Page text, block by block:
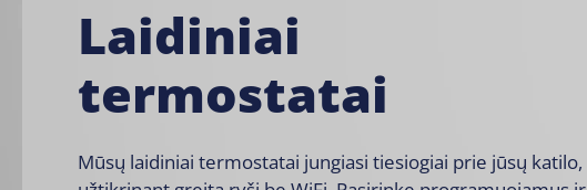
Laidiniai
termostatai
Mūsų laidiniai termostatai jungiasi tiesiogiai prie jūsų katilo,